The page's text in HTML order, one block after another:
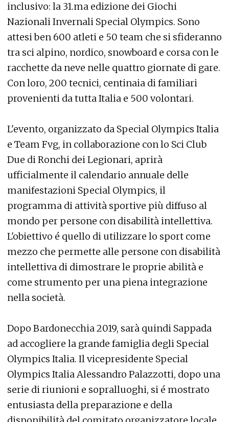
inclusivo: la 31.ma edizione dei Giochi
Nazionali Invernali Special Olympics. Sono
attesi ben 600 atleti e 50 team che si sfideranno
tra sci alpino, nordico, snowboard e corsa con le
racchette da neve nelle quattro giornate di gare.
Con loro, 200 tecnici, centinaia di familiari
provenienti da tutta Italia e 500 volontari.
L'evento, organizzato da Special Olympics Italia
e Team Fvg, in collaborazione con lo Sci Club
Due di Ronchi dei Legionari, aprirà
ufficialmente il calendario annuale delle
manifestazioni Special Olympics, il
programma di attività sportive più diffuso al
mondo per persone con disabilità intellettiva.
L'obiettivo é quello di utilizzare lo sport come
mezzo che permette alle persone con disabilità
intellettiva di dimostrare le proprie abilità e
come strumento per una piena integrazione
nella società.
Dopo Bardonecchia 2019, sarà quindi Sappada
ad accogliere la grande famiglia degli Special
Olympics Italia. Il vicepresidente Special
Olympics Italia Alessandro Palazzotti, dopo una
serie di riunioni e sopralluoghi, si é mostrato
entusiasta della preparazione e della